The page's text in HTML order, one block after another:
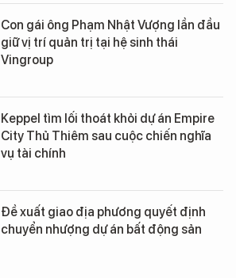
Con gái ông Phạm Nhật Vượng lần đầu
giữ vị trí quản trị tại hệ sinh thái
Vingroup
Keppel tìm lối thoát khỏi dự án Empire
City Thủ Thiêm sau cuộc chiến nghĩa
vụ tài chính
Đề xuất giao địa phương quyết định
chuyển nhượng dự án bất động sản